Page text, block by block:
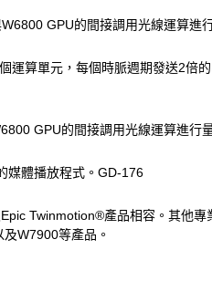
GPU的間接調用光線運算進
算單元，每個時脈週期發送2倍
GPU的間接調用光線運算進行
媒體播放程式。GD-176
Twinmotion®產品相容。其他專
W7900等產品。